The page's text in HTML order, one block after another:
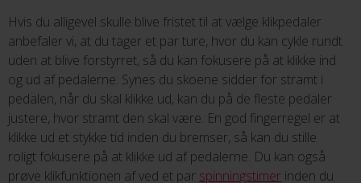
Hvis du alligevel skulle blive fristet til at vælge klikpedaler
anbefaler vi, at du tager et par ture, hvor du kan cykle rundt
uden at blive forstyrret, så du kan fokusere på at klikke ind
og ud af pedalerne. Synes du skoene sidder for stramt i
pedalen, når du skal klikke ud, kan du på de fleste pedaler
justere, hvor stramt den skal være. En god fingerregel er at
klikke ud et stykke tid inden du bremser, så kan du stille
roligt fokusere på at klikke ud af pedalerne. Du kan også
prøve klikfunktionen af ved et par spinningstimer inden du